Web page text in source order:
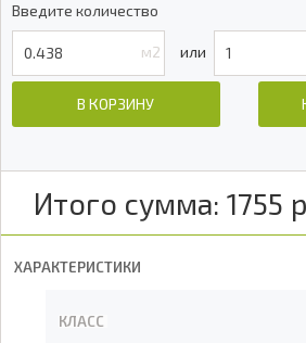
Введите количество
м2
В КОРЗИНУ
Итого сумма: 1755
ХАРАКТЕРИСТИКИ
КЛАСС